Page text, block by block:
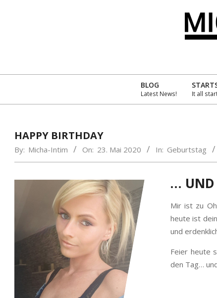
´S
BLOG
Latest News! It all
HAPPY BIRTHDAY
By: Micha-Intim On: 23. Mai 2020 In: Geburtstag
… UND
Mir ist zu
heute ist
und
Feier heute
den Tag…